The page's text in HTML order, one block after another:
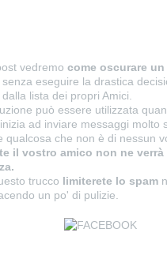
vedremo come oscurare
senza eseguire la drastica
lista dei propri Amici.
può essere utilizzata
ad inviare messaggi molto
qualcosa che non è di nessun
il vostro amico non ne verrà
trucco limiterete lo spam
un po' di pulizie.